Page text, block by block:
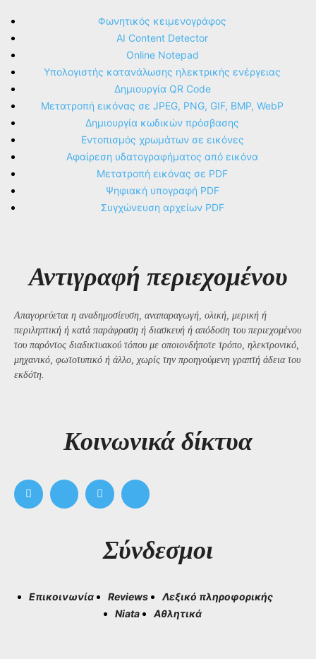
Φωνητικός κειμενογράφος
AI Content Detector
Online Notepad
Υπολογιστής κατανάλωσης ηλεκτρικής ενέργειας
Δημιουργία QR Code
Μετατροπή εικόνας σε JPEG, PNG, GIF, BMP, WebP
Δημιουργία κωδικών πρόσβασης
Εντοπισμός χρωμάτων σε εικόνες
Αφαίρεση υδατογραφήματος από εικόνα
Μετατροπή εικόνας σε PDF
Ψηφιακή υπογραφή PDF
Συγχώνευση αρχείων PDF
Αντιγραφή περιεχομένου
Απαγορεύεται η αναδημοσίευση, αναπαραγωγή, ολική, μερική ή
περιληπτική ή κατά παράφραση ή διασκευή ή απόδοση του περιεχομένου
του παρόντος διαδικτυακού τόπου με οποιονδήποτε τρόπο, ηλεκτρονικό,
μηχανικό, φωτοτυπικό ή άλλο, χωρίς την προηγούμενη γραπτή άδεια του
εκδότη.
Kοινωνικά δίκτυα
Σύνδεσμοι
Επικοινωνία Reviews
Λεξικό πληροφορικής
Niata
Αθλητικά